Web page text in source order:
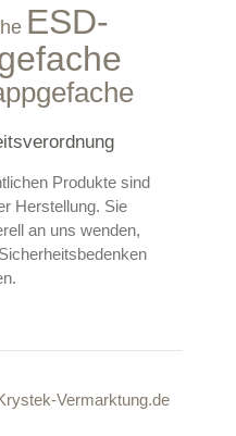
ESD-
Produkte sind
Herstellung. Sie
an uns wenden,
Vermarktung.de